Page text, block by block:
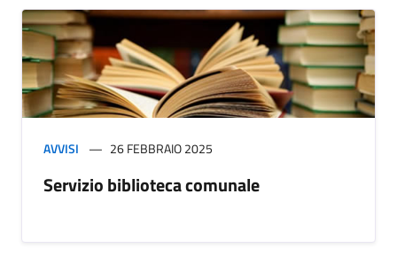
AVVISI 26 FEBBRAIO 2025
Servizio biblioteca comunale